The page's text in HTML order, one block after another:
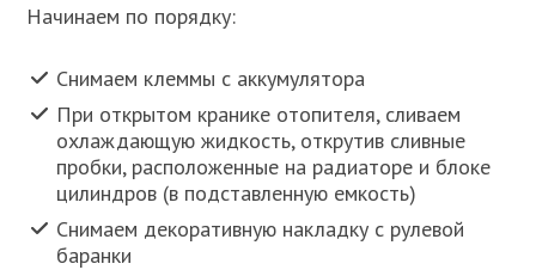
Начинаем по порядку:
Снимаем клеммы с аккумулятора
При открытом кранике отопителя, сливаем
охлаждающую жидкость, открутив сливные
пробки, расположенные на радиаторе и блоке
цилиндров (в подставленную емкость)
Снимаем декоративную накладку с рулевой
баранки